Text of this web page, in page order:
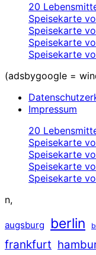
20
Speisekarte
Speisekarte
Speisekarte
Speisekarte
(adsbygoogle =
Impressum
20
Speisekarte
Speisekarte
Speisekarte
Speisekarte
n,
augsburg berlin
frankfurt